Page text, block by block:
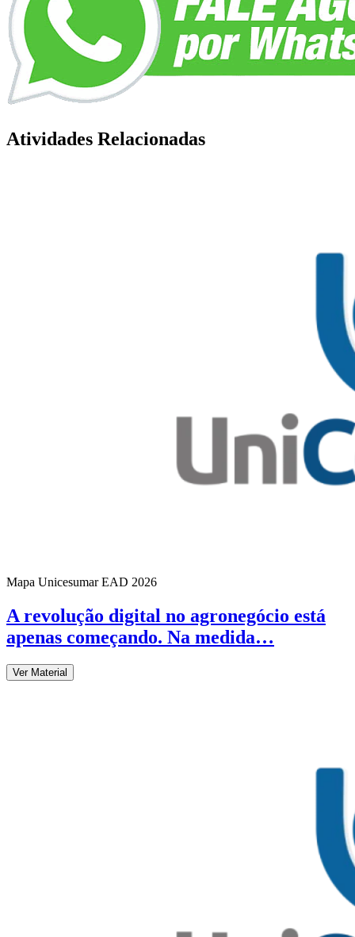
Atividades Relacionadas
Mapa Unicesumar EAD 2026
A revolução digital no agronegócio está
apenas começando. Na medida…
Ver Material